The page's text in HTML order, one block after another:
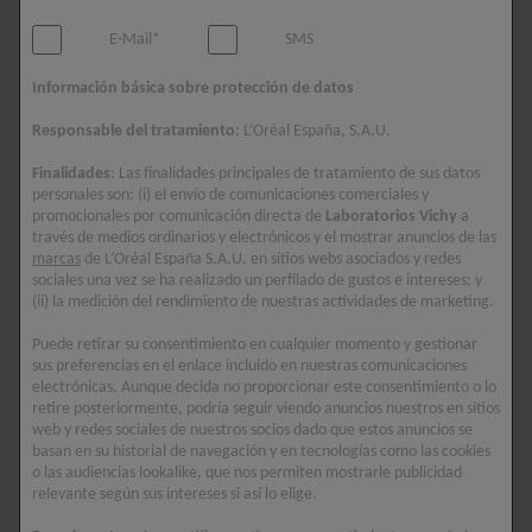
TRIAZONE • C12-15 ALKYL BENZOATE • BIS-
ETHYLHEXYLOXYPHENOL METHOXYPHENYL
TRIAZINE • DROMETRIZOLE TRISILOXANE •
BUTYL METHOXYDIBENZOYLMETHANE •
OCTOCRYLENE • GLYCERIN • PENTYLENE
GLYCOL • STYRENE/ACRYLATES COPOLYMER
• POTASSIUM CETYL PHOSPHATE • PARFUM /
FRAGRANCE • CAPRYLYL METHICONE •
ACRYLATES/C10-30 ALKYL ACRYLATE
CROSSPOLYMER • ALUMINUM HYDROXIDE •
CAPRYLYL GLYCOL • CINNAMOMUM CASSIA
BARK EXTRACT • DIMETHICONE • DISODIUM
EDTA • INULIN LAURYL CARBAMATE • PEG-8
LAURATE • PHENOXYETHANOL • POTERIUM
OFFICINALE ROOT EXTRACT • STEARIC ACID •
STEARYL ALCOHOL • TEREPHTHALYLIDENE
E-Mail* SMS
Información básica sobre protección de datos
Responsable del tratamiento: L’Oréal España, S.A.U.
Finalidades: Las finalidades principales de tratamiento de sus datos
personales son: (i) el envío de comunicaciones comerciales y
promocionales por comunicación directa de Laboratorios Vichy a
través de medios ordinarios y electrónicos y el mostrar anuncios de las
marcas de L’Oréal España S.A.U. en sitios webs asociados y redes
sociales una vez se ha realizado un perfilado de gustos e intereses; y
(ii) la medición del rendimiento de nuestras actividades de marketing.
Puede retirar su consentimiento en cualquier momento y gestionar
sus preferencias en el enlace incluido en nuestras comunicaciones
electrónicas. Aunque decida no proporcionar este consentimiento o lo
retire posteriormente, podría seguir viendo anuncios nuestros en sitios
web y redes sociales de nuestros socios dado que estos anuncios se
basan en su historial de navegación y en tecnologías como las cookies
o las audiencias lookalike, que nos permiten mostrarle publicidad
relevante según sus intereses si así lo elige.